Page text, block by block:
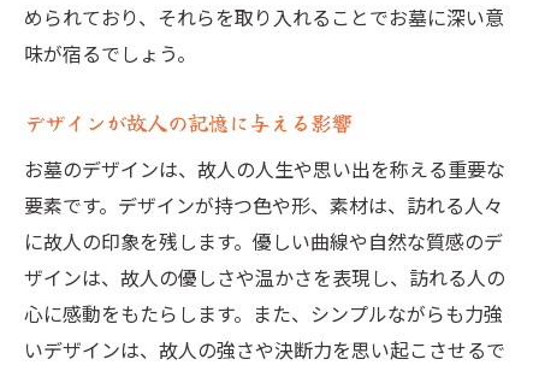
共有の思い出を形にするデザイン
家族が共に過ごした時間を表現する
家族の絆を強めるデザインの選び方
思い出を未来に伝えるデザインの重要性
伝統と現代が融合する新しいお墓のデザイン
伝統的要素を現代風にアレンジ
新しい技術を取り入れたデザインの魅力
伝統とモダンが調和するデザイン事例
められており、それらを取り入れることでお墓に深い意
味が宿るでしょう。
デザインが故人の記憶に与える影響
お墓のデザインは、故人の人生や思い出を称える重要な
要素です。デザインが持つ色や形、素材は、訪れる人々
に故人の印象を残します。優しい曲線や自然な質感のデ
ザインは、故人の優しさや温かさを表現し、訪れる人の
心に感動をもたらします。また、シンプルながらも力強
いデザインは、故人の強さや決断力を思い起こさせるで